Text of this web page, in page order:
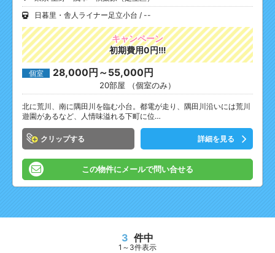
日暮里・舎人ライナー足立小台
--
キャンペーン
初期費用0円!!!
個室 28,000円～55,000円
20部屋 （個室のみ）
北に荒川、南に隅田川を臨む小台。都電が走り、隅田川沿いには荒川
遊園があるなど、人情味溢れる下町に位…
クリップ 詳細を見る
この物件にメールで問い合せる
3 件中
1～3件表示